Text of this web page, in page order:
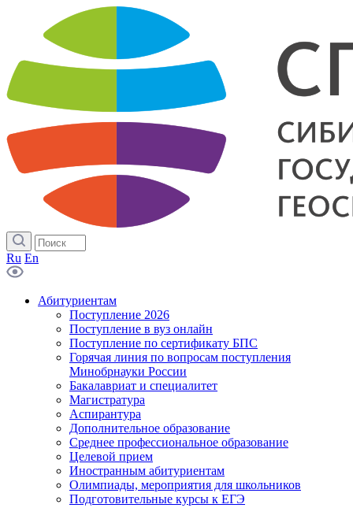
Ru En
Абитуриентам
Поступление 2026
Поступление в вуз онлайн
Поступление по сертификату БПС
Горячая линия по вопросам поступления
Минобрнауки России
Бакалавриат и специалитет
Магистратура
Аспирантура
Дополнительное образование
Среднее профессиональное образование
Целевой прием
Иностранным абитуриентам
Олимпиады, мероприятия для школьников
Подготовительные курсы к ЕГЭ